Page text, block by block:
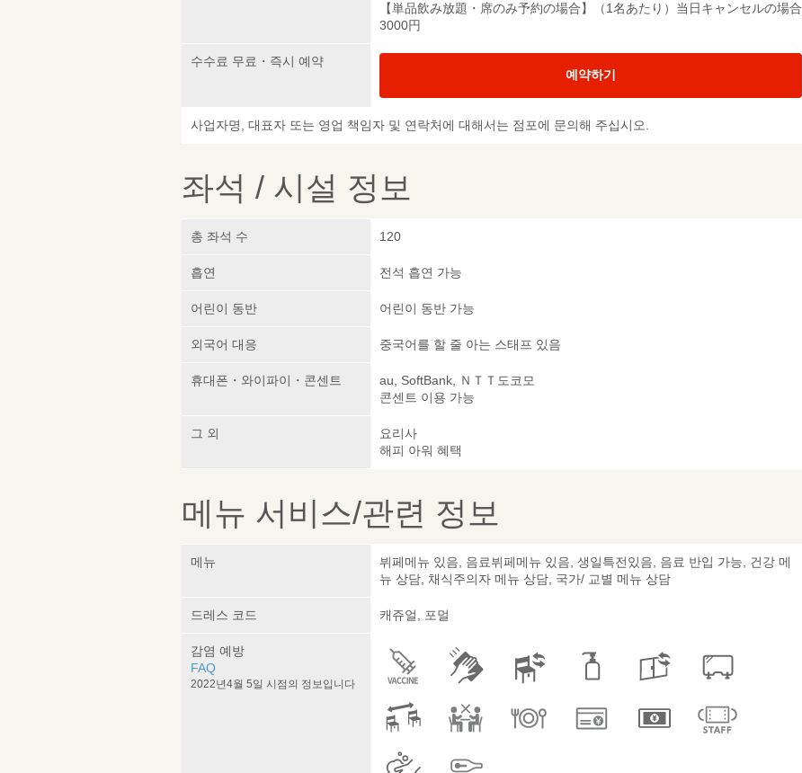
【単品飲み放題・席のみ予約の場合】（1名あたり）当日キャンセルの場合
3000円
수수료 무료・즉시 예약
예약하기
사업자명, 대표자 또는 영업 책임자 및 연락처에 대해서는 점포에 문의해 주십시오.
좌석 / 시설 정보
총 좌석 수 120
흡연 전석 흡연 가능
어린이 동반 어린이 동반 가능
외국어 대응 중국어를 할 줄 아는 스태프 있음
휴대폰・와이파이・콘센트
au, SoftBank, ＮＴＴ도코모
콘센트 이용 가능
그 외
요리사
해피 아워 혜택
메뉴 서비스/관련 정보
메뉴
뷔페메뉴 있음, 음료뷔페메뉴 있음, 생일특전있음, 음료 반입 가능, 건강 메
뉴 상담, 채식주의자 메뉴 상담, 국가/ 교별 메뉴 상담
드레스 코드 캐쥬얼, 포멀
감염 예방
FAQ
2022년4월 5일 시점의 정보입니다